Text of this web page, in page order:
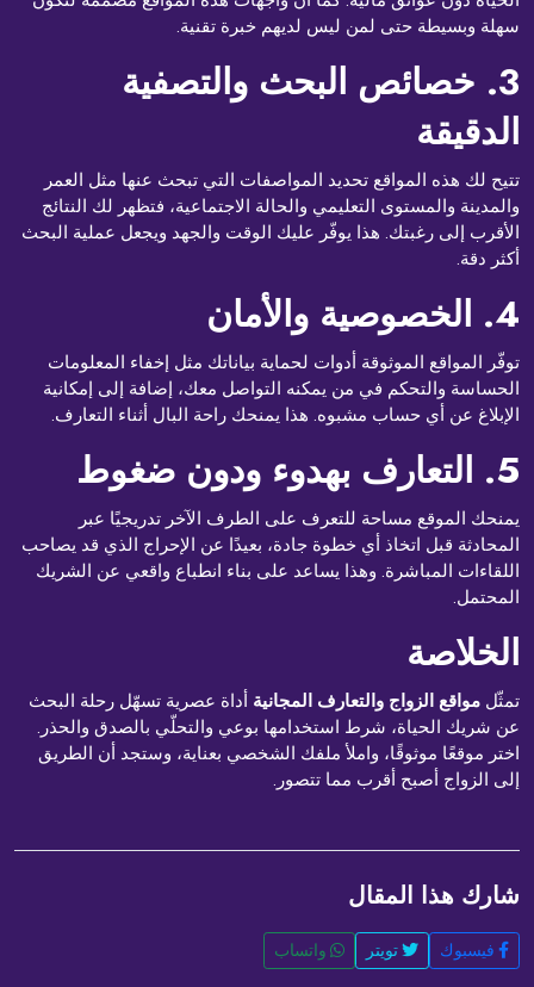
سهلة وبسيطة حتى لمن ليس لديهم خبرة تقنية.
3. خصائص البحث والتصفية
الدقيقة
تتيح لك هذه المواقع تحديد المواصفات التي تبحث عنها مثل العمر
والمدينة والمستوى التعليمي والحالة الاجتماعية، فتظهر لك النتائج
الأقرب إلى رغبتك. هذا يوفّر عليك الوقت والجهد ويجعل عملية البحث
أكثر دقة.
4. الخصوصية والأمان
توفّر المواقع الموثوقة أدوات لحماية بياناتك مثل إخفاء المعلومات
الحساسة والتحكم في من يمكنه التواصل معك، إضافة إلى إمكانية
الإبلاغ عن أي حساب مشبوه. هذا يمنحك راحة البال أثناء التعارف.
5. التعارف بهدوء ودون ضغوط
يمنحك الموقع مساحة للتعرف على الطرف الآخر تدريجيًا عبر
المحادثة قبل اتخاذ أي خطوة جادة، بعيدًا عن الإحراج الذي قد يصاحب
اللقاءات المباشرة. وهذا يساعد على بناء انطباع واقعي عن الشريك
المحتمل.
الخلاصة
تمثّل مواقع الزواج والتعارف المجانية أداة عصرية تسهّل رحلة البحث
عن شريك الحياة، شرط استخدامها بوعي والتحلّي بالصدق والحذر.
اختر موقعًا موثوقًا، واملأ ملفك الشخصي بعناية، وستجد أن الطريق
إلى الزواج أصبح أقرب مما تتصور.
شارك هذا المقال
فيسبوك تويتر واتساب